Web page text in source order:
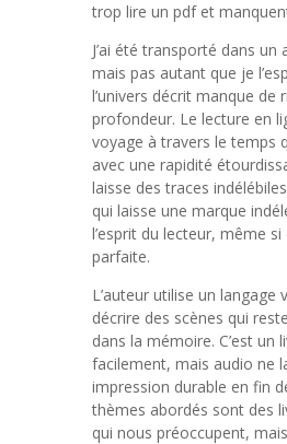
trop lire un pdf et
J’ai été transporté dans un
mais pas autant que je
l’univers décrit manque de
profondeur. Le lecture en
voyage à travers le temps
avec une rapidité
laisse des traces
qui laisse une marque
l’esprit du lecteur, même si
parfaite.
L’auteur utilise un langage
décrire des scènes qui
dans la mémoire. C’est un
facilement, mais audio ne
impression durable en fin
thèmes abordés sont des
qui nous préoccupent,